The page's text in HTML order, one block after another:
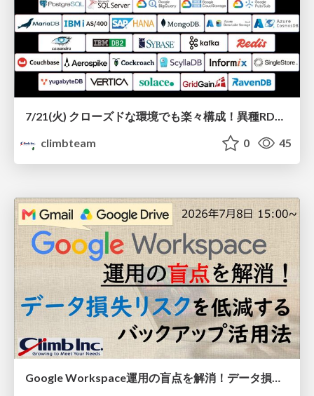
7/21(火) クローズドな環境でも楽々構成！異種RDBMS/NoSQLのリアルタイム連携『Gluesync』を徹底解説
climbteam
0 45